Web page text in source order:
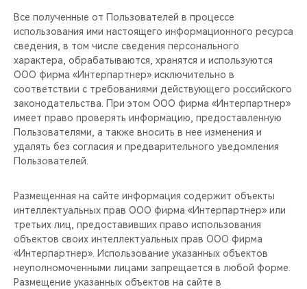
Все полученные от Пользователей в процессе
использования ими настоящего информационного ресурса
сведения, в том числе сведения персонального
характера, обрабатываются, хранятся и используются
ООО фирма «Интерпартнер» исключительно в
соответствии с требованиями действующего российского
законодательства. При этом ООО фирма «Интерпартнер»
имеет право проверять информацию, предоставленную
Пользователями, а также вносить в нее изменения и
удалять без согласия и предварительного уведомления
Пользователей.
Размещенная на сайте информация содержит объекты
интеллектуальных прав ООО фирма «Интерпартнер» или
третьих лиц, предоставивших право использования
объектов своих интеллектуальных прав ООО фирма
«Интерпартнер». Использование указанных объектов
неуполномоченными лицами запрещается в любой форме.
Размещение указанных объектов на сайте в